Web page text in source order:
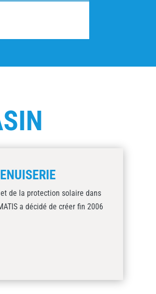
de la protection solaire dans
a décidé de créer fin 2006